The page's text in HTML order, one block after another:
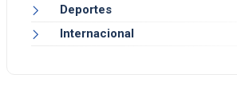
Deportes
Internacional